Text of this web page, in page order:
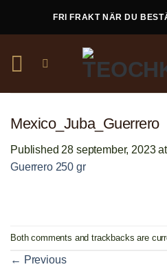
FRI FRAKT NÄR DU
Mexico_Juba_Guerrero
Published 28 september, 2023at
Guerrero 250 gr
Both comments and trackbacks are
← Previous